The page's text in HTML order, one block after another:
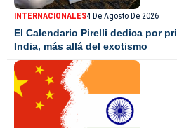
INTERNACIONALES4 De Agosto De 2026
El Calendario Pirelli dedica por
India, más allá del exotismo